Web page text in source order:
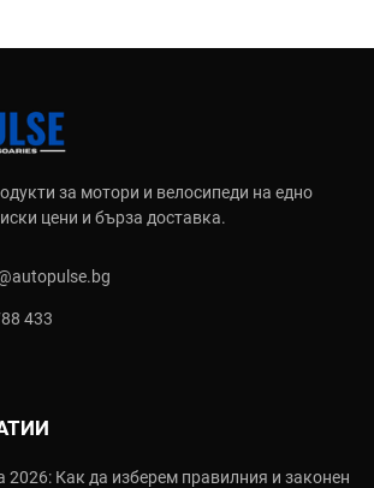
за мотори и велосипеди на едно
цени и бърза доставка.
433
2026: Как да изберем правилния и законен